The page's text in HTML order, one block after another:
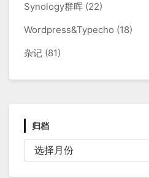
Synology群晖 (22)
Wordpress&Typecho (18)
杂记 (81)
归档
档